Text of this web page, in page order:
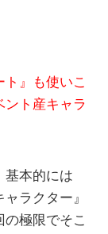
』も使いこ
ト産キャラ
基本的には
ャラクター』
の極限でそこ